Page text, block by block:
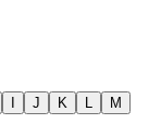
J K L
M